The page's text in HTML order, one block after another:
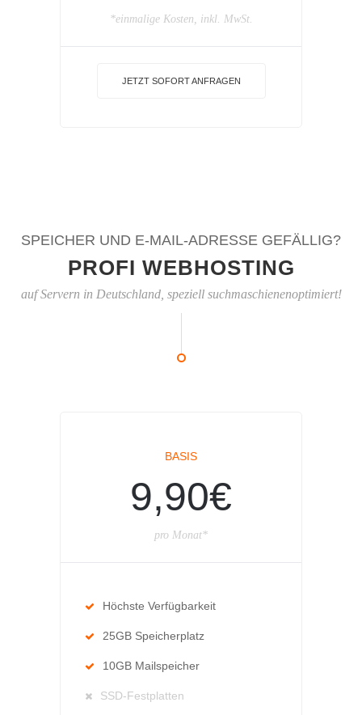
*einmalige Kosten, inkl. MwSt.
JETZT SOFORT ANFRAGEN
SPEICHER UND E-MAIL-ADRESSE GEFÄLLIG?
PROFI WEBHOSTING
auf Servern in Deutschland, speziell suchmaschienenoptimiert!
BASIS
9,90€
pro Monat*
Höchste Verfügbarkeit
25GB Speicherplatz
10GB Mailspeicher
SSD-Festplatten